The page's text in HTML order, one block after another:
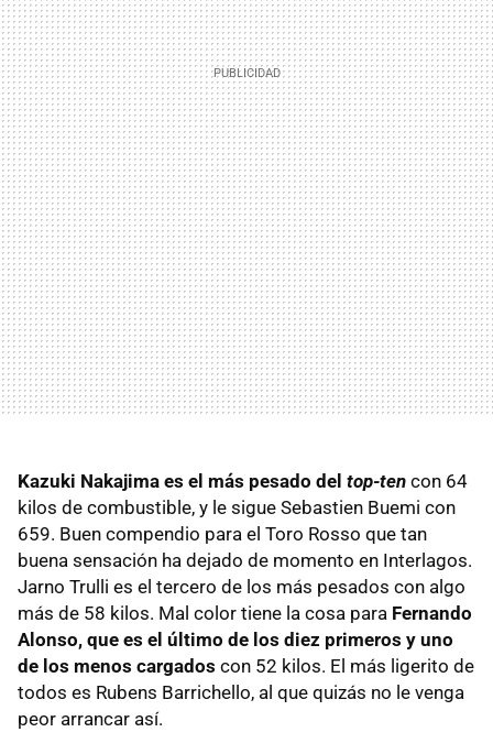
Kazuki Nakajima es el más pesado del top-ten con 64
kilos de combustible, y le sigue Sebastien Buemi con
659. Buen compendio para el Toro Rosso que tan
buena sensación ha dejado de momento en Interlagos.
Jarno Trulli es el tercero de los más pesados con algo
más de 58 kilos. Mal color tiene la cosa para Fernando
Alonso, que es el último de los diez primeros y uno
de los menos cargados con 52 kilos. El más ligerito de
todos es Rubens Barrichello, al que quizás no le venga
peor arrancar así.